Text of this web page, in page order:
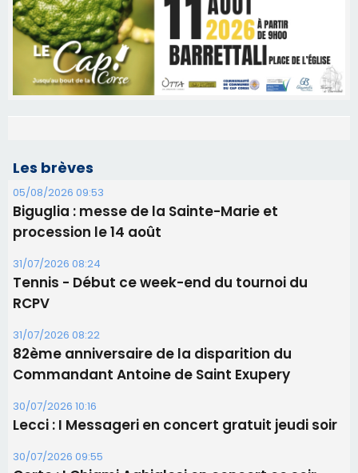
Les brèves
05/08/2026 09:53
Biguglia : messe de la Sainte-Marie et
procession le 14 août
31/07/2026 08:24
Tennis - Début ce week-end du tournoi du
RCPV